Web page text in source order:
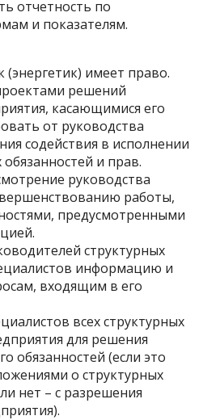
отчетность по
и показателям.
имеет право.
решений
касающимися его
от руководства
содействия в исполнении
и прав.
руководства
работы,
предусмотренными
структурных
информацию и
входящим в его
всех структурных
для решения
обязанностей (если это
о структурных
нет – с разрешения